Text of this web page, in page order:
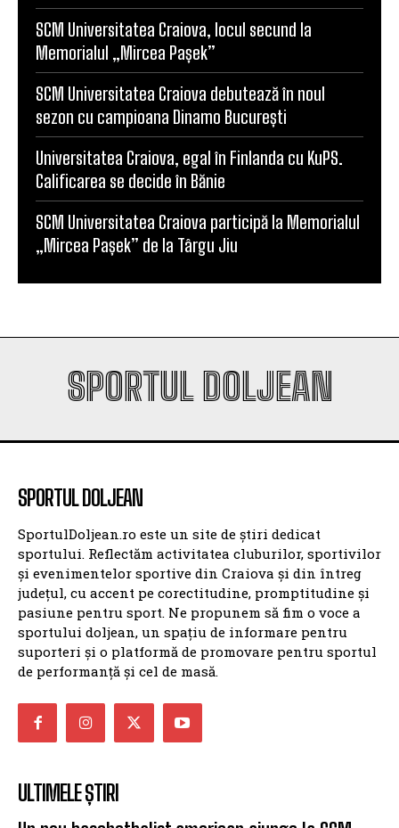
SCM Universitatea Craiova, locul secund la
Memorialul „Mircea Pașek”
SCM Universitatea Craiova debutează în noul
sezon cu campioana Dinamo București
Universitatea Craiova, egal în Finlanda cu KuPS.
Calificarea se decide în Bănie
SCM Universitatea Craiova participă la Memorialul
„Mircea Pașek” de la Târgu Jiu
SPORTUL DOLJEAN
SPORTUL DOLJEAN
SportulDoljean.ro este un site de știri dedicat
sportului. Reflectăm activitatea cluburilor, sportivilor
și evenimentelor sportive din Craiova și din întreg
județul, cu accent pe corectitudine, promptitudine și
pasiune pentru sport. Ne propunem să fim o voce a
sportului doljean, un spațiu de informare pentru
suporteri și o platformă de promovare pentru sportul
de performanță și cel de masă.
ULTIMELE ȘTIRI